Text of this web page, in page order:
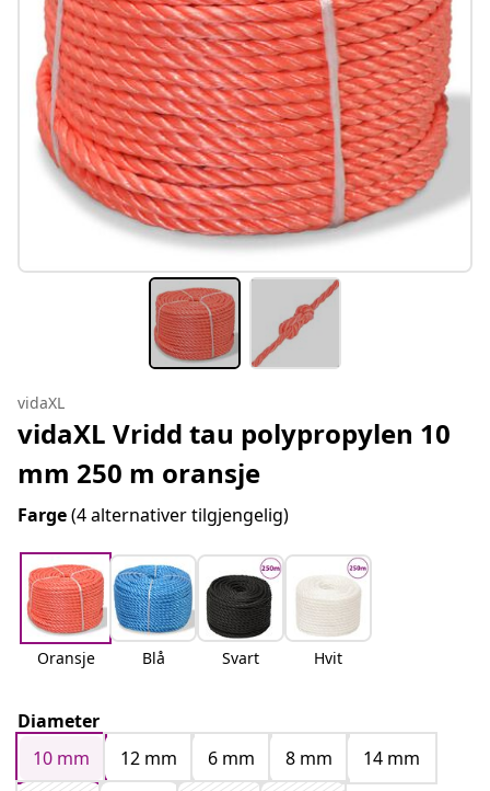
vidaXL
vidaXL Vridd tau polypropylen 10
mm 250 m oransje
Farge(4 alternativer tilgjengelig)
Oransje Blå Svart Hvit
Diameter
10 mm
12 mm 6 mm 8 mm
14 mm